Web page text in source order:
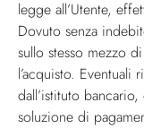
legge all’Utente,
Dovuto senza
sullo stesso mezzo
l’acquisto. Eventuali
dall’istituto
soluzione di